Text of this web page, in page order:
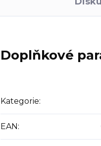
Doplňkové
Kategorie:
EAN :